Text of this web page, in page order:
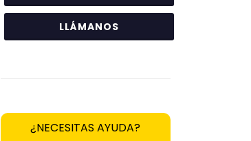
LLÁMANOS
¿NECESITAS AYUDA?